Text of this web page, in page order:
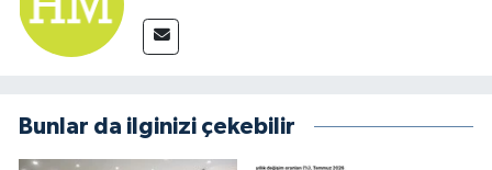
Bunlar da ilginizi çekebilir